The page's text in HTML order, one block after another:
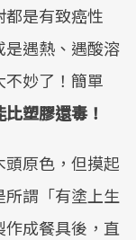
是有致癌性
遇熱、遇酸溶
妙了！簡單
塑膠還毒！
原色，但摸起
謂「有塗上生
成餐具後，直